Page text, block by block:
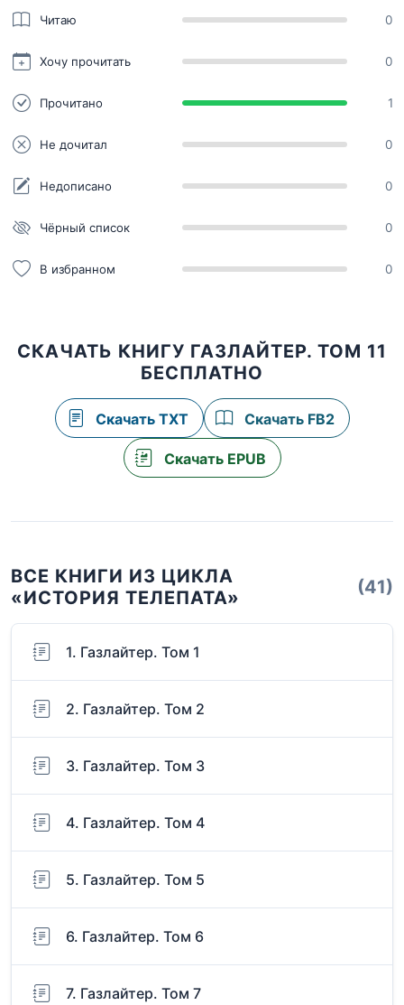
Читаю 0
Хочу прочитать 0
Прочитано 1
Не дочитал 0
Недописано 0
Чёрный список 0
В избранном 0
СКАЧАТЬ КНИГУ ГАЗЛАЙТЕР. ТОМ 11
БЕСПЛАТНО
Скачать TXT Скачать FB2
Скачать EPUB
ВСЕ КНИГИ ИЗ ЦИКЛА
«ИСТОРИЯ ТЕЛЕПАТА»
(41)
1. Газлайтер. Том 1
2. Газлайтер. Том 2
3. Газлайтер. Том 3
4. Газлайтер. Том 4
5. Газлайтер. Том 5
6. Газлайтер. Том 6
7. Газлайтер. Том 7